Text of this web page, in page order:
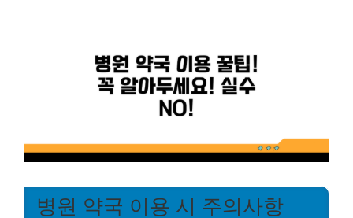
병원 약국 이용 시 주의사항